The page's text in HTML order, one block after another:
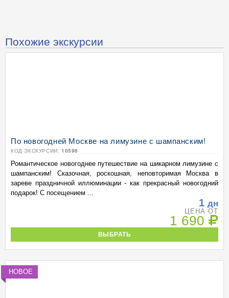
Похожие экскурсии
По новогодней Москве на лимузине с шампанским!
КОД ЭКСКУРСИИ: 10596
Романтическое новогоднее путешествие на шикарном лимузине с
шампанским! Сказочная, роскошная, неповторимая Москва в
зареве праздничной иллюминации - как прекрасный новогодний
подарок! С посещением ...
1 дн
ЦЕНА ОТ
1 690
ВЫБРАТЬ
НОВОЕ